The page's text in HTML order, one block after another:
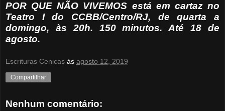
POR QUE NÃO VIVEMOS está em cartaz no
Teatro I do CCBB/Centro/RJ, de quarta a
domingo, às 20h. 150 minutos. Até 18 de
agosto.
Escrituras Cenicas às agosto 12, 2019
Compartilhar
Nenhum comentário: